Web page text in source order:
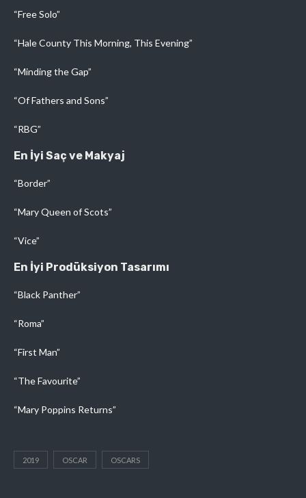
“Free Solo”
“Hale County This Morning, This Evening”
“Minding the Gap”
“Of Fathers and Sons”
“RBG”
En İyi Saç ve Makyaj
“Border”
“Mary Queen of Scots”
“Vice”
En İyi Prodüksiyon Tasarımı
“Black Panther”
“Roma”
“First Man”
“The Favourite”
“Mary Poppins Returns”
2019 OSCAR OSCARS